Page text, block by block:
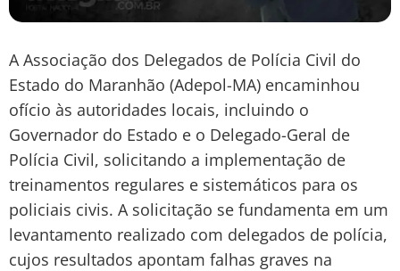
A Associação dos Delegados de Polícia Civil do
Estado do Maranhão (Adepol-MA) encaminhou
ofício às autoridades locais, incluindo o
Governador do Estado e o Delegado-Geral de
Polícia Civil, solicitando a implementação de
treinamentos regulares e sistemáticos para os
policiais civis. A solicitação se fundamenta em um
levantamento realizado com delegados de polícia,
cujos resultados apontam falhas graves na